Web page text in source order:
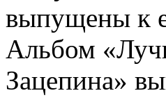
выпущены к
Альбом
Зацепина»